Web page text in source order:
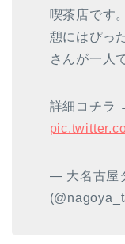
喫茶店です
憩にはぴっ
さんが一人
詳細コチラ
— 大名古屋